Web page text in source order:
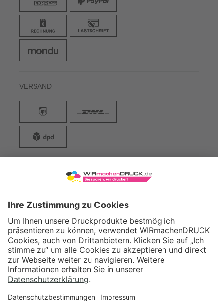
VERSAND
WIRmachenDRUCK GmbH
71522 Backnang
Tel.: +49 (0) 711 995 982 - 20
Fax: +49 (0) 711 995 982 - 21
SOCIAL MEDIA